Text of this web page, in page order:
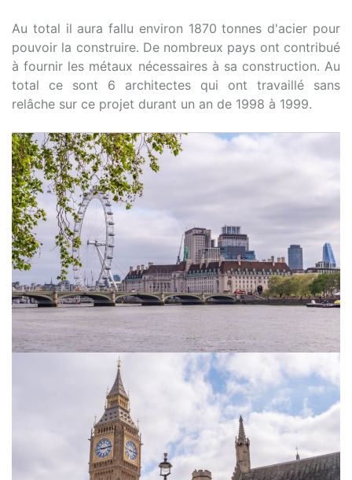
Au total il aura fallu environ 1870 tonnes d'acier pour
pouvoir la construire. De nombreux pays ont contribué
à fournir les métaux nécessaires à sa construction. Au
total ce sont 6 architectes qui ont travaillé sans
relâche sur ce projet durant un an de 1998 à 1999.